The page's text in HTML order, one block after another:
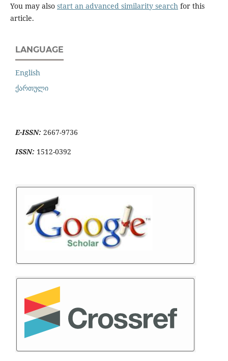
You may also start an advanced similarity search for this
article.
LANGUAGE
English
ქართული
E-ISSN: 2667-9736
ISSN: 1512-0392